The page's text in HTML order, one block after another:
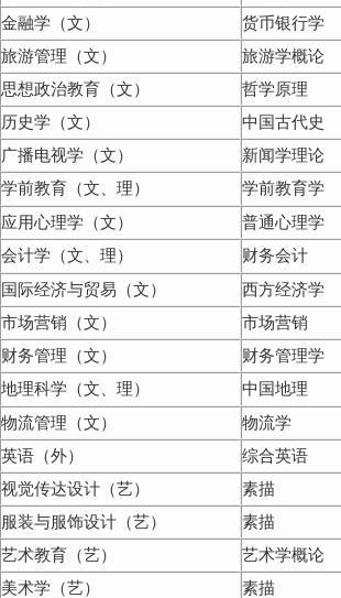
金融学（文） 货币银行学
旅游管理（文） 旅游学概论
思想政治教育（文） 哲学原理
历史学（文） 中国古代史
广播电视学（文） 新闻学理论
学前教育（文、理） 学前教育学
应用心理学（文） 普通心理学
会计学（文、理） 财务会计
国际经济与贸易（文） 西方经济学
市场营销（文） 市场营销
财务管理（文） 财务管理学
地理科学（文、理） 中国地理
物流管理（文） 物流学
英语（外） 综合英语
视觉传达设计（艺） 素描
服装与服饰设计（艺） 素描
艺术教育（艺） 艺术学概论
美术学（艺） 素描